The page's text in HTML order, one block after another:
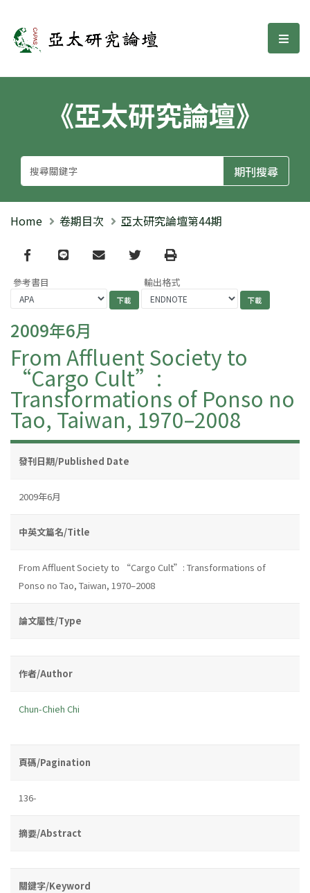
亞太研究論壇 選
《亞太研究論壇》
Home 卷期目次 亞太研究論壇第44期
Facebook
line email TwitterPrint
參考書目 輸出格式
2009年6月
From Affluent Society to
“Cargo Cult”:
Transformations of Ponso no
Tao, Taiwan, 1970–2008
發刊日期/Published Date
2009年6月
中英文篇名/Title
From Affluent Society to “Cargo Cult”: Transformations of
Ponso no Tao, Taiwan, 1970–2008
論文屬性/Type
作者/Author
Chun-Chieh Chi
頁碼/Pagination
136-
摘要/Abstract
關鍵字/Keyword